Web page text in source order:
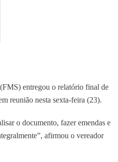
entregou o relatório final de
reunião nesta sexta-feira (23).
o documento, fazer emendas e
afirmou o vereador